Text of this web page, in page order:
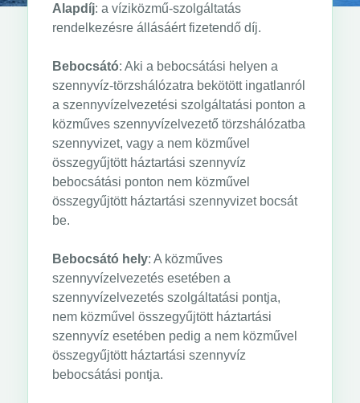
Alapdíj: a víziközmű-szolgáltatás
rendelkezésre állásáért fizetendő díj.
Bebocsátó: Aki a bebocsátási helyen a
szennyvíz-törzshálózatra bekötött ingatlanról
a szennyvízelvezetési szolgáltatási ponton a
közműves szennyvízelvezető törzshálózatba
szennyvizet, vagy a nem közművel
összegyűjtött háztartási szennyvíz
bebocsátási ponton nem közművel
összegyűjtött háztartási szennyvizet bocsát
be.
Bebocsátó hely: A közműves
szennyvízelvezetés esetében a
szennyvízelvezetés szolgáltatási pontja,
nem közművel összegyűjtött háztartási
szennyvíz esetében pedig a nem közművel
összegyűjtött háztartási szennyvíz
bebocsátási pontja.